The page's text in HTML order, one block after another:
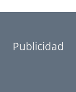
Publicidad